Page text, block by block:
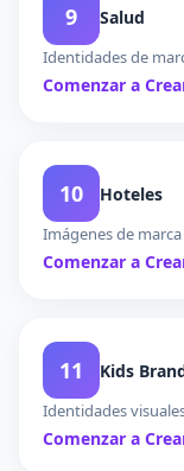
9 Salud
Identidades de
Comenzar a
10 Hoteles
Imágenes de
Comenzar a
11 Kids
Identidades
Comenzar a